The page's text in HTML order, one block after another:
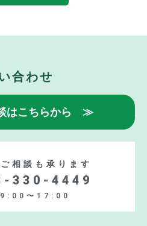
合わせ
はこちらから ≫
相談も承ります
330-4449
9:00〜17:00